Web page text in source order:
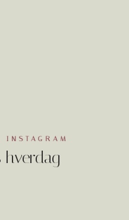
INSTAGRAM
hverdag